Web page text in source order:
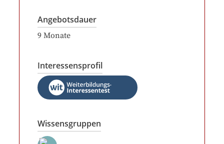
Angebotsdauer
9 Monate
Interessensprofil
Wissensgruppen